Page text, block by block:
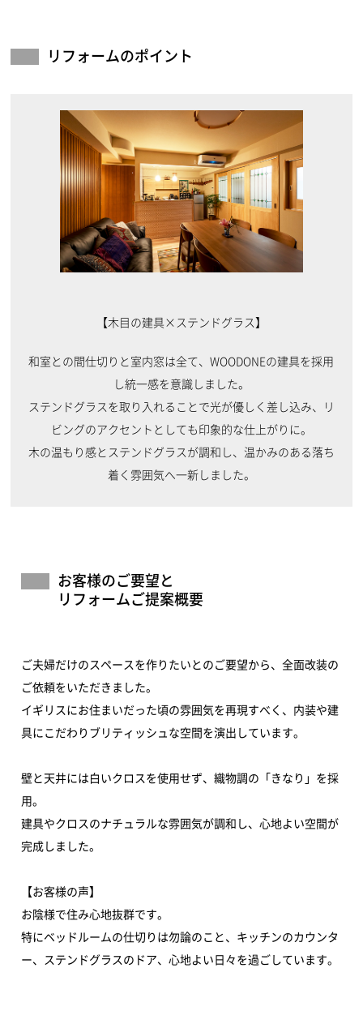
リフォームのポイント
【木目の建具×ステンドグラス】
和室との間仕切りと室内窓は全て、WOODONEの建具を採用
し統一感を意識しました。
ステンドグラスを取り入れることで光が優しく差し込み、リ
ビングのアクセントとしても印象的な仕上がりに。
木の温もり感とステンドグラスが調和し、温かみのある落ち
着く雰囲気へ一新しました。
お客様のご要望と
リフォームご提案概要
ご夫婦だけのスペースを作りたいとのご要望から、全面改装の
ご依頼をいただきました。
イギリスにお住まいだった頃の雰囲気を再現すべく、内装や建
具にこだわりブリティッシュな空間を演出しています。
壁と天井には白いクロスを使用せず、織物調の「きなり」を採
用。
建具やクロスのナチュラルな雰囲気が調和し、心地よい空間が
完成しました。
【お客様の声】
お陰様で住み心地抜群です。
特にベッドルームの仕切りは勿論のこと、キッチンのカウンタ
ー、ステンドグラスのドア、心地よい日々を過ごしています。